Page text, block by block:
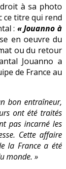
à sa photo
ce titre qui rend
: « Jouanno à
en oeuvre du
ou du retour
Jouanno a
de France au
bon entraîneur,
ont été traités
pas incarné les
Cette affaire
la France a été
monde. »